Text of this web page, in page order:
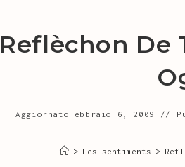
Reflèchon De
AggiornatoFebbraio 6, 2009
> Les sentiments >